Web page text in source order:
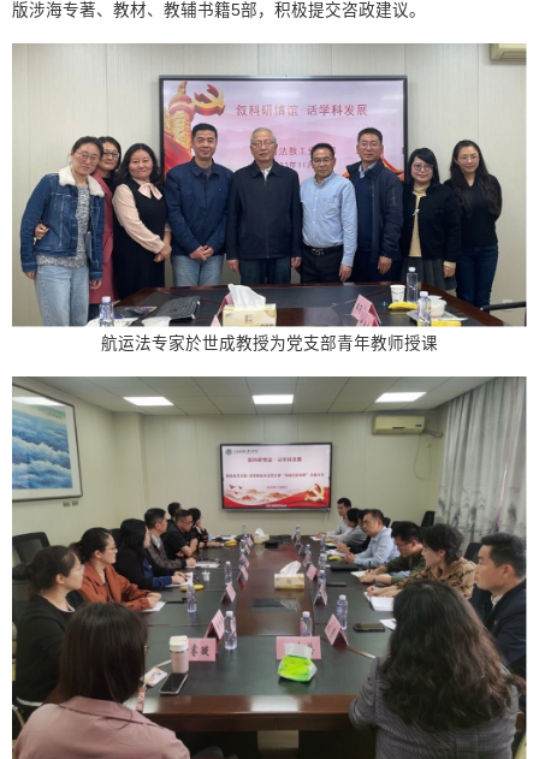
版涉海专著、教材、教辅书籍5部，积极提交咨政建议。
航运法专家於世成教授为党支部青年教师授课